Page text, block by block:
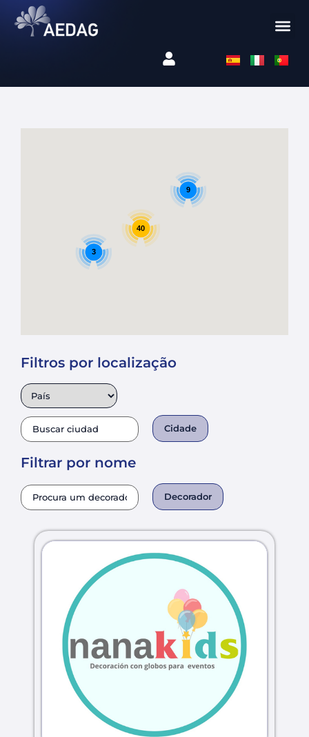
40
9
3
Filtros por localização
Cidade
Filtrar por nome
Decorador